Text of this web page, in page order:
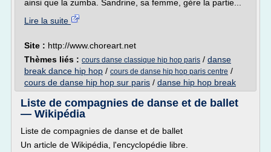
ainsi que la zumba. Sandrine, sa femme, gère la partie...
Lire la suite
Site : http://www.choreart.net
Thèmes liés : cours danse classique hip hop paris / danse
break dance hip hop / cours de danse hip hop paris centre /
cours de danse hip hop sur paris / danse hip hop break
Liste de compagnies de danse et de ballet
— Wikipédia
Liste de compagnies de danse et de ballet
Un article de Wikipédia, l'encyclopédie libre.